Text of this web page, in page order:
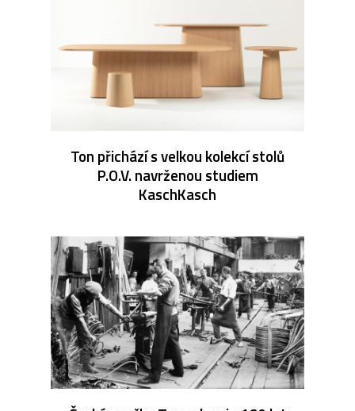
Ton přichází s velkou kolekcí stolů
P.O.V. navrženou studiem
KaschKasch